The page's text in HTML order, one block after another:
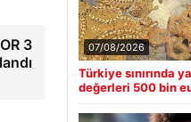
3
07/08/2026
Türkiye sınırında
değerleri 500 bin